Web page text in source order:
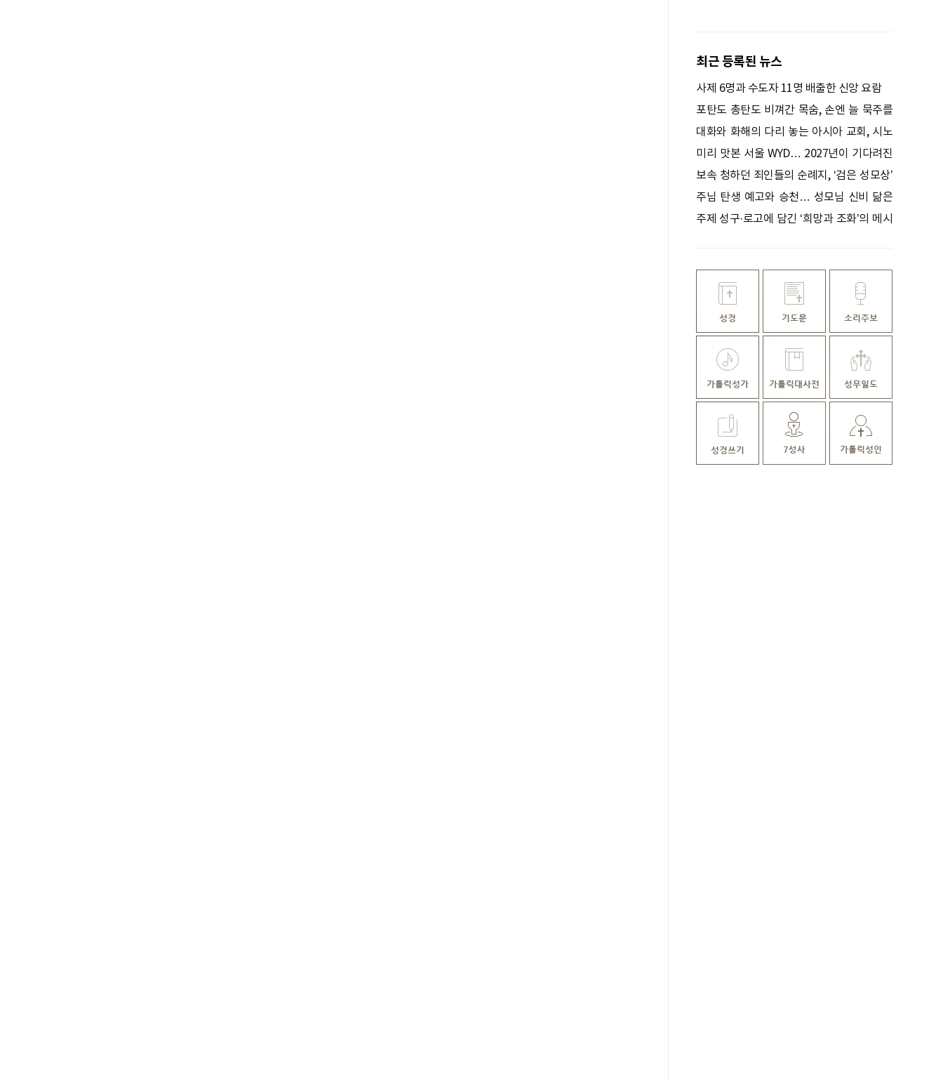
최근 등록된 뉴스
사제 6명과 수도자 11명 배출한 신앙 요람
포탄도 총탄도 비껴간 목숨, 손엔 늘 묵주를
쥐고 있었다
대화와 화해의 다리 놓는 아시아 교회, 시노
드로 하나 되다
미리 맛본 서울 WYD… 2027년이 기다려진
다
보속 청하던 죄인들의 순례지, ‘검은 성모상’
기적 간직한 성지
주님 탄생 예고와 승천… 성모님 신비 닮은
꽃
주제 성구·로고에 담긴 ‘희망과 조화’의 메시